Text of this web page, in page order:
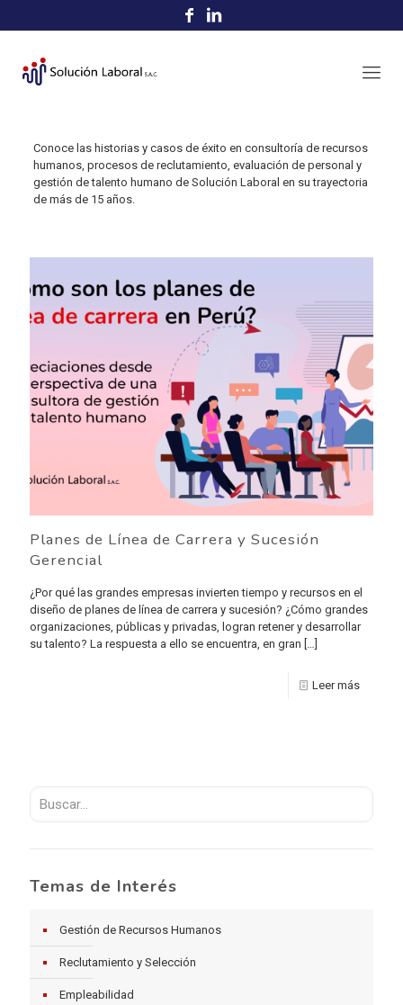
Conoce las historias y casos de éxito en consultoría de recursos
humanos, procesos de reclutamiento, evaluación de personal y
gestión de talento humano de Solución Laboral en su trayectoria
de más de 15 años.
Planes de Línea de Carrera y Sucesión
Gerencial
¿Por qué las grandes empresas invierten tiempo y recursos en el
diseño de planes de línea de carrera y sucesión? ¿Cómo grandes
organizaciones, públicas y privadas, logran retener y desarrollar
su talento? La respuesta a ello se encuentra, en gran
Leer más
Temas de Interés
Gestión de Recursos Humanos
Reclutamiento y Selección
Empleabilidad